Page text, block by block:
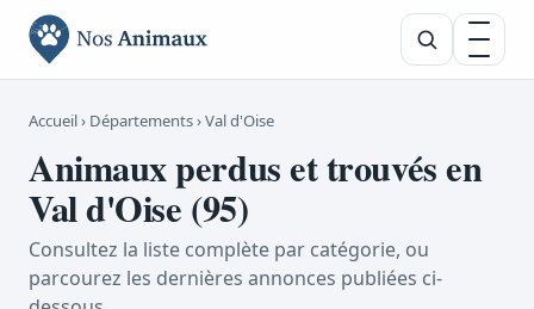
Rechercher
Accueil› Départements› Val d'Oise
Animaux perdus et trouvés en
Val d'Oise (95)
Consultez la liste complète par catégorie, ou
parcourez les dernières annonces publiées ci-